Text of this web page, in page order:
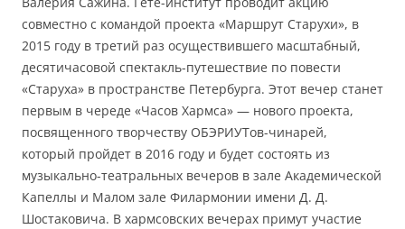
совместно с командой проекта «Маршрут Старухи», в
2015 году в третий раз осуществившего масштабный,
десятичасовой спектакль-путешествие по повести
«Старуха» в пространстве Петербурга. Этот вечер станет
первым в череде «Часов Хармса» — нового проекта,
посвященного творчеству ОБЭРИУТов-чинарей,
который пройдет в 2016 году и будет состоять из
музыкально-театральных вечеров в зале Академической
Капеллы и Малом зале Филармонии имени Д. Д.
Шостаковича. В хармсовских вечерах примут участие